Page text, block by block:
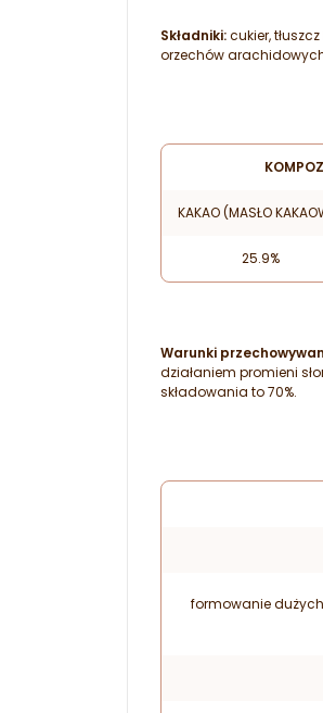
Składniki:cukier,
orzechów
KAKAO (MASŁO
25.9%
Warunki
działaniem promieni
składowania to 70%.
formowanie